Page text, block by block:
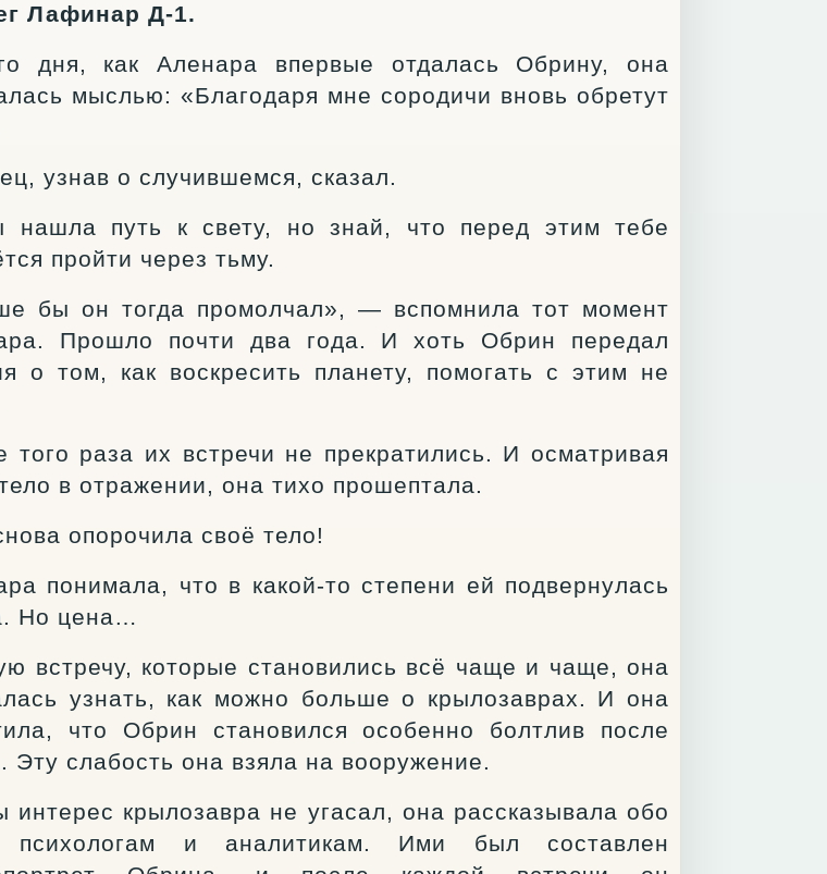
Лафинар Д-1.
дня, как Аленара впервые отдалась Обрину, она
мыслью: «Благодаря мне сородичи вновь обретут
узнав о случившемся, сказал.
путь к свету, но знай, что перед этим тебе
пройти через тьму.
бы он тогда промолчал», — вспомнила тот момент
Прошло почти два года. И хоть Обрин передал
о том, как воскресить планету, помогать с этим не
того раза их встречи не прекратились. И осматривая
в отражении, она тихо прошептала.
опорочила своё тело!
понимала, что в какой-то степени ей подвернулась
Но цена…
встречу, которые становились всё чаще и чаще, она
узнать, как можно больше о крылозаврах. И она
что Обрин становился особенно болтлив после
Эту слабость она взяла на вооружение.
интерес крылозавра не угасал, она рассказывала обо
психологам и аналитикам. Ими был составлен